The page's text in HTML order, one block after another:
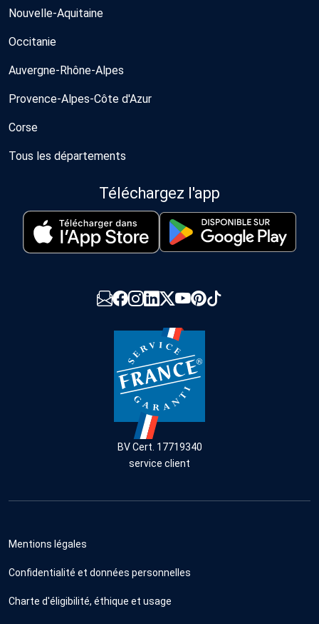
Nouvelle-Aquitaine
Occitanie
Auvergne-Rhône-Alpes
Provence-Alpes-Côte d'Azur
Corse
Tous les départements
Téléchargez l'app
BV Cert. 17719340
service client
Mentions légales
Confidentialité et données personnelles
Charte d'éligibilité, éthique et usage